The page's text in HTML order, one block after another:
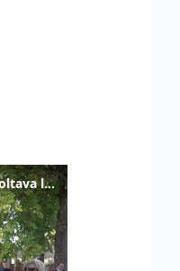
Marcinelle, La Russa: "C'è chi in passato voltava le spalle a Marcinelle"